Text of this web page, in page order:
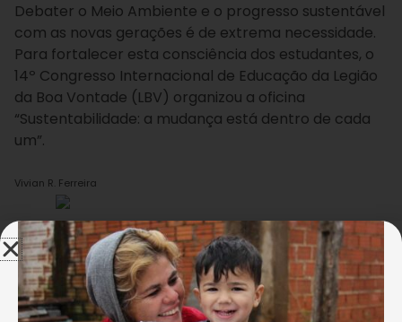
Debater o Meio Ambiente e o progresso sustentável
com as novas gerações é de extrema necessidade.
Para fortalecer esta consciência dos estudantes, o
14º Congresso Internacional de Educação da Legião
da Boa Vontade (LBV) organizou a oficina
“Sustentabilidade: a mudança está dentro de cada
um”.
Vivian R. Ferreira
Ela promove reflexão acerca da relação entre o ser
humano e a Natureza e por intermédio de dinâmicas
e atividades práticas, sugere estratégias de
pesquisas que possam ser trabalhadas em sala de